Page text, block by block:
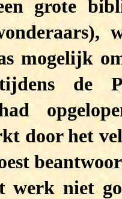
grote
mogelijk
de
door het
werk niet